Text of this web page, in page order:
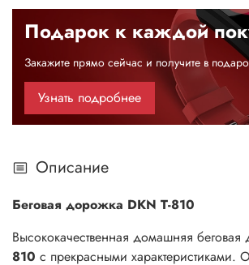
Подарок к каждой
Закажите прямо сейчас и получите в
Узнать подробнее
Описание
Беговая дорожка DKN T-810
Высококачественная домашняя беговая
810 с прекрасными характеристиками.